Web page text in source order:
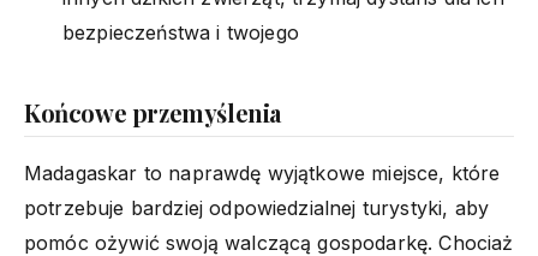
bezpieczeństwa i twojego
Końcowe przemyślenia
Madagaskar to naprawdę wyjątkowe miejsce, które
potrzebuje bardziej odpowiedzialnej turystyki, aby
pomóc ożywić swoją walczącą gospodarkę. Chociaż